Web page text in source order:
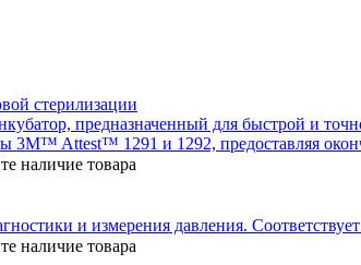
стерилизации
предназначенный для быстрой и
3M™ Attest™ 1291 и 1292, предоставляя
наличие товара
и измерения давления.
наличие товара